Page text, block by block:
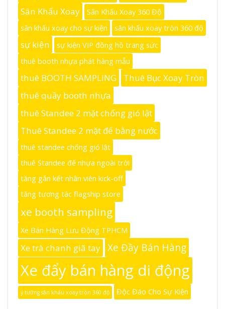
Sân Khấu Xoay
Sân Khấu Xoay 360 Độ
sân khấu xoay cho sự kiện
sân khấu xoay tròn 360 độ
sự kiện
sự kiện VIP đồng hồ trang sức
thuê booth nhựa phát hàng mẫu
thuê BOOTH SAMPLING
Thuê Bục Xoay Tròn
thuê quầy booth nhựa
thuê Standee 2 mặt chống gió lật
Thuê Standee 2 mặt đế bằng nước
thuê standee chống gió lật
thuê Standee đế nhựa ngoài trời
tăng gắn kết nhân viên kick-off
tăng tương tác flagship store
xe booth sampling
Xe Bán Hàng Lưu Động TPHCM
Xe trà chanh giã tay Xe Đầy Bán Hàng
Xe đẩy bán hàng di động
ý tưởng sân khấu xoay tròn 360 độ Độc Đáo Cho Sự Kiện